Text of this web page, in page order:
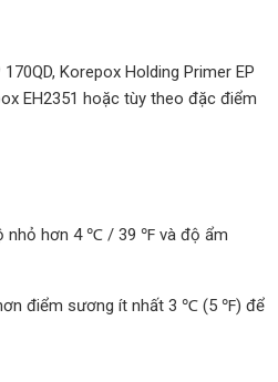
Korepox Holding Primer EP
EH2351 hoặc tùy theo đặc điểm
nhỏ hơn 4 ℃ / 39 ℉ và độ ẩm
điểm sương ít nhất 3 ℃ (5 ℉) để